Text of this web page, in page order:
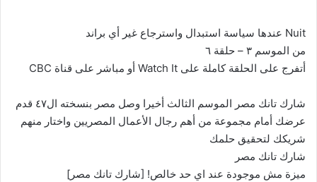
Nuit عندها سياسة استبدال واسترجاع غير أي براند
من الموسم ٣ – حلقة ٦
أتفرج على الحلقة كاملة على Watch It أو مباشر على قناة CBC
شارك تانك مصر الموسم الثالث أخيرا وصل مصر بنسخته ال٤٧ قدم
عرضك أمام مجموعة من أهم رجال الأعمال المصريين واختار منهم
شريكك لتحقيق حلمك
شارك تانك مصر
ميزة مش موجودة عند اي حد خالص! [شارك تانك مصر]